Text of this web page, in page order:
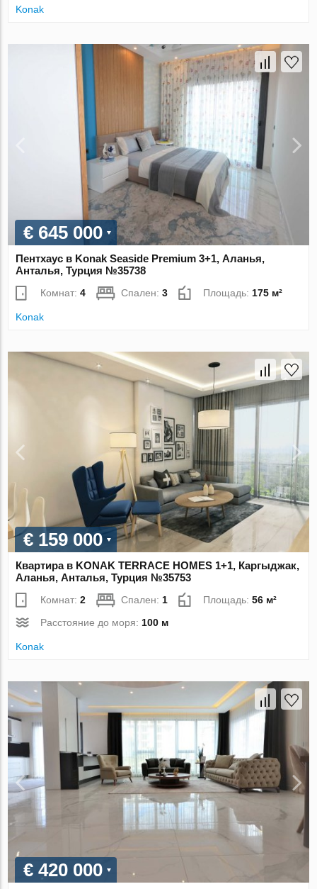
Konak
€ 645 000
Пентхаус в Konak Seaside Premium 3+1, Аланья,
Анталья, Турция №35738
Комнат:4 Спален:3 Площадь: 175 м²
Konak
€ 159 000
Квартира в KONAK TERRACE HOMES 1+1, Каргыджак,
Аланья, Анталья, Турция №35753
Комнат:2 Спален:1 Площадь:56 м²
Расстояние до моря:100 м
Konak
€ 420 000